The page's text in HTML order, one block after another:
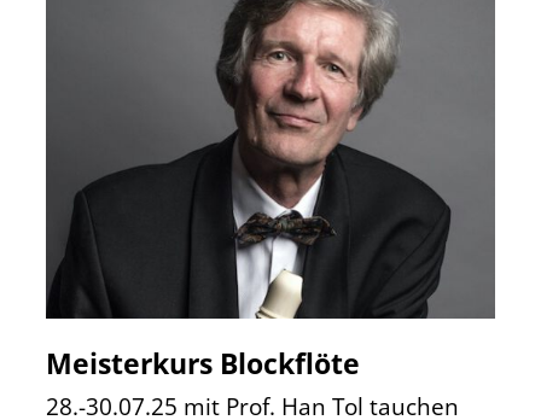
Meisterkurs Blockflöte
28.-30.07.25 mit Prof. Han Tol tauchen